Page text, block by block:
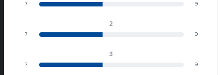
7 9
2
7 9
3
7 9